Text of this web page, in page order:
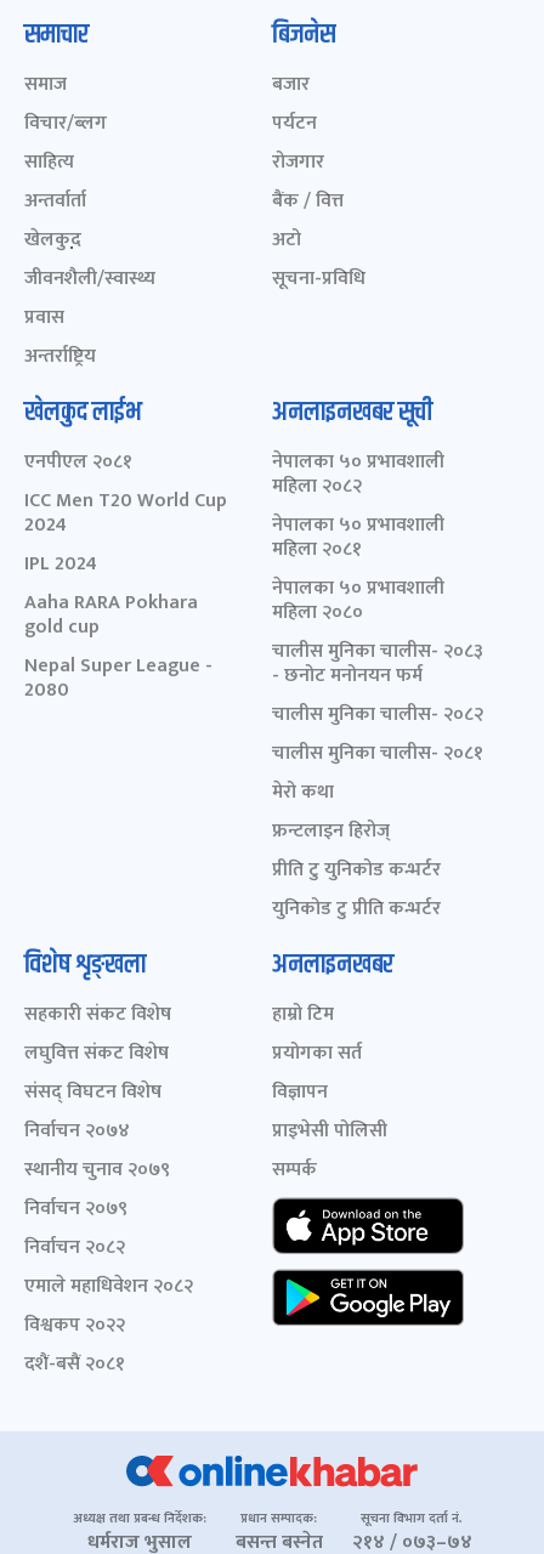
समाचार
समाज
विचार/ब्लग
साहित्य
अन्तर्वार्ता
खेलकुद़़
जीवनशैली/स्वास्थ्य
प्रवास
अन्तर्राष्ट्रिय
बिजनेस
बजार
पर्यटन
रोजगार
बैंक / वित्त
अटो
सूचना-प्रविधि
खेलकुद लाईभ
एनपीएल २०८१
ICC Men T20 World Cup
2024
IPL 2024
Aaha RARA Pokhara
gold cup
Nepal Super League -
2080
अनलाइनखबर सूची
नेपालका ५० प्रभावशाली
महिला २०८२
नेपालका ५० प्रभावशाली
महिला २०८१
नेपालका ५० प्रभावशाली
महिला २०८०
चालीस मुनिका चालीस- २०८३
- छनोट मनोनयन फर्म
चालीस मुनिका चालीस- २०८२
चालीस मुनिका चालीस- २०८१
मेरो कथा
फ्रन्टलाइन हिरोज्
प्रीति टु युनिकोड कन्भर्टर
युनिकोड टु प्रीति कन्भर्टर
विशेष शृङ्खला
सहकारी संकट विशेष
लघुवित्त संकट विशेष
संसद् विघटन विशेष
निर्वाचन २०७४
स्थानीय चुनाव २०७९
निर्वाचन २०७९
निर्वाचन २०८२
एमाले महाधिवेशन २०८२
विश्वकप २०२२
दशैं-बसैं २०८१
अनलाइनखबर
हाम्रो टिम
प्रयोगका सर्त
विज्ञापन
प्राइभेसी पोलिसी
सम्पर्क
अध्यक्ष तथा प्रबन्ध निर्देशक:
धर्मराज भुसाल
प्रधान सम्पादक:
बसन्त बस्नेत
सूचना विभाग दर्ता नं.
२१४ / ०७३–७४